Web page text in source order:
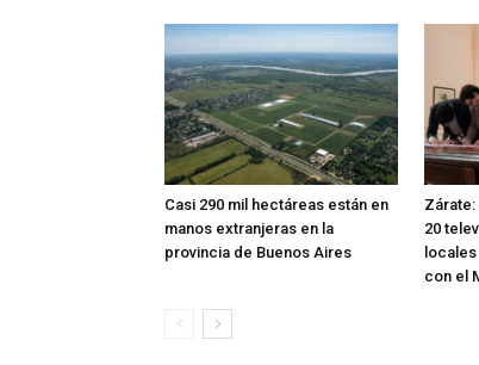
Casi 290 mil hectáreas están en
manos extranjeras en la
provincia de Buenos Aires
20
con el